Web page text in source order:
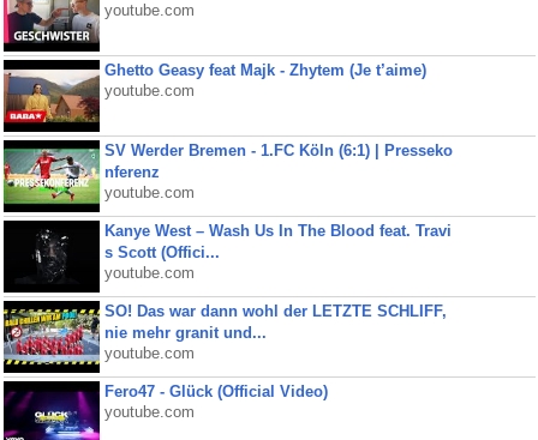
youtube.com
Ghetto Geasy feat Majk - Zhytem (Je t’aime)
youtube.com
SV Werder Bremen - 1.FC Köln (6:1) | Presseko
nferenz
youtube.com
Kanye West – Wash Us In The Blood feat. Travi
s Scott (Offici...
youtube.com
SO! Das war dann wohl der LETZTE SCHLIFF,
nie mehr granit und...
youtube.com
Fero47 - Glück (Official Video)
youtube.com